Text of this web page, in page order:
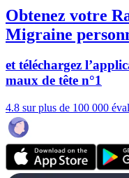
Obtenez votre
Migraine
et téléchargez
maux de tête n°1
4.8 sur plus de 100 000